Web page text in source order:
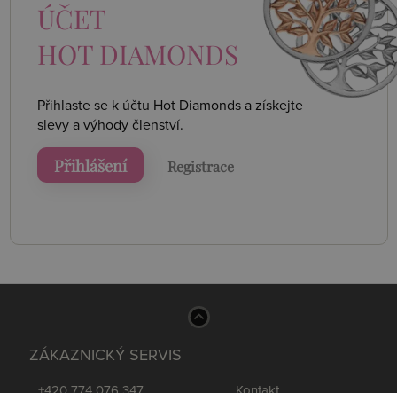
ÚČET
HOT DIAMONDS
Přihlaste se k účtu Hot Diamonds a získejte
slevy a výhody členství.
Přihlášení Registrace
ZÁKAZNICKÝ SERVIS